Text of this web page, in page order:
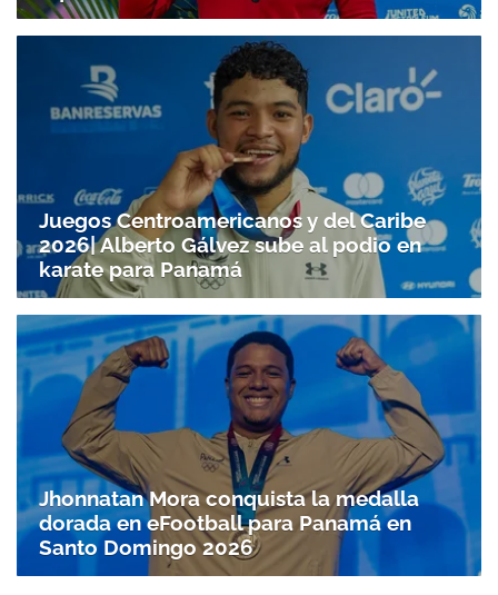
Juegos Centroamericanos y del Caribe
2026| Alberto Gálvez sube al podio en
karate para Panamá
Jhonnatan Mora conquista la medalla
dorada en eFootball para Panamá en
Santo Doming­o 2026